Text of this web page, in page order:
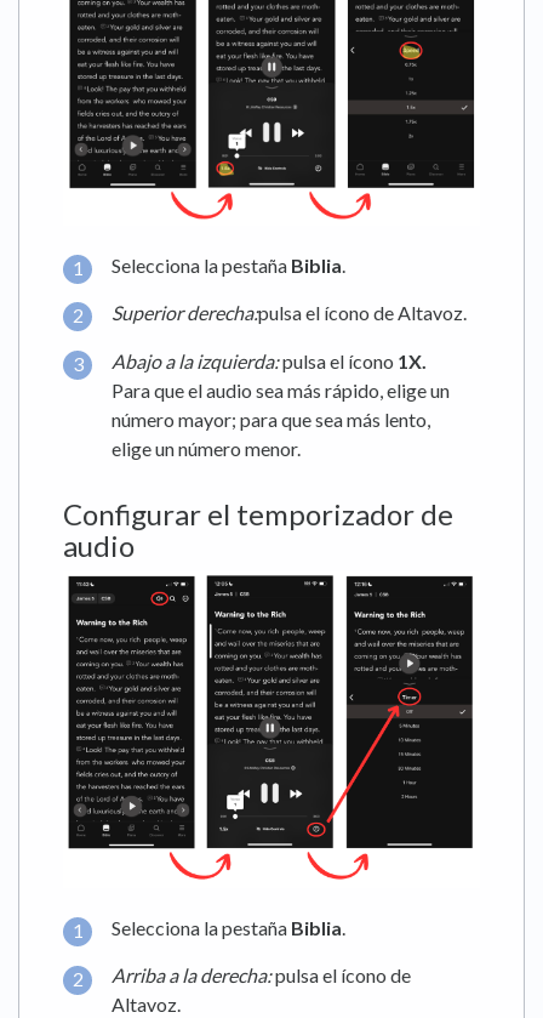
Selecciona la pestaña Biblia
Superior derecha:pulsa el ícono de Altavoz.
Abajo a la izquierda:pulsa el ícono 1X
Para que el audio sea más rápido, elige un
número mayor; para que sea más lento,
elige un número menor.
Configurar el temporizador de
audio
Selecciona la pestaña Biblia
Arriba a la derecha:pulsa el ícono de
Altavoz.